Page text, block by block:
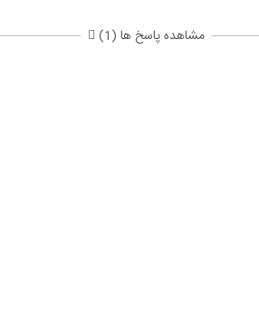
مشاهده پاسخ ها (1)